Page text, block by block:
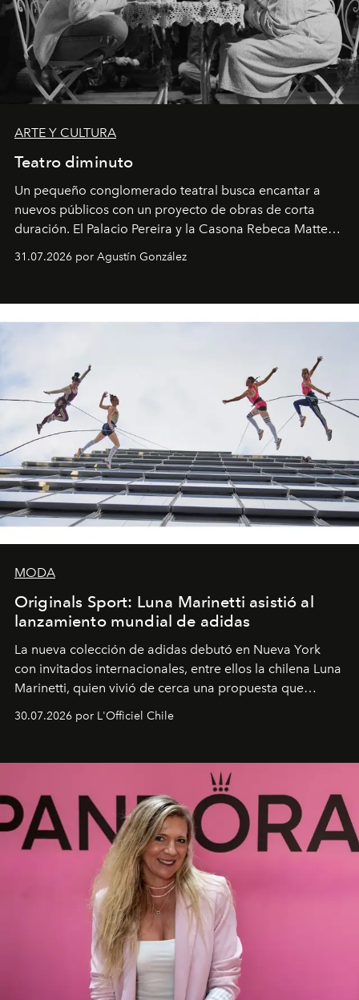
ARTE Y CULTURA
Teatro diminuto
Un pequeño conglomerado teatral busca encantar a
nuevos públicos con un proyecto de obras de corta
duración. El Palacio Pereira y la Casona Rebeca Matte
son algunos de los lugares que han albergado estas
miniobras. Sus puestas en escena son limpias; ponen el
31.07.2026 por Agustín González
MODA
Originals Sport: Luna Marinetti asistió al
lanzamiento mundial de adidas
La nueva colección de adidas debutó en Nueva York
con invitados internacionales, entre ellos la chilena Luna
Marinetti, quien vivió de cerca una propuesta que
fusiona moda y rendimiento.
30.07.2026 por L'Officiel Chile